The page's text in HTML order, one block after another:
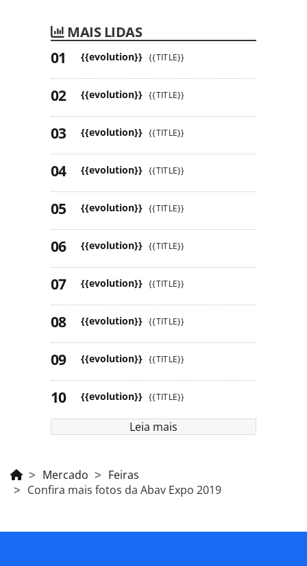
MAIS LIDAS
{{evolution}} {{TITLE}}
{{evolution}} {{TITLE}}
{{evolution}} {{TITLE}}
{{evolution}} {{TITLE}}
{{evolution}} {{TITLE}}
{{evolution}} {{TITLE}}
{{evolution}} {{TITLE}}
{{evolution}} {{TITLE}}
{{evolution}} {{TITLE}}
{{evolution}} {{TITLE}}
Leia mais
Mercado
Feiras
Confira mais fotos da Abav Expo 2019